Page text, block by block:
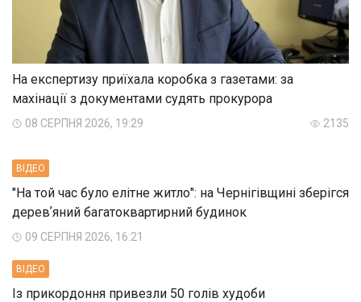
На експертизу приїхала коробка з газетами: за
махінації з документами судять прокурора
08 СЕРПНЯ 2026, 19:29 2135
ВIДЕО
"На той час було елітне житло": на Чернігівщині зберігся
деревʼяний багатоквартирний будинок
09 СЕРПНЯ 2026, 16:21
ВIДЕО
Із прикордоння привезли 50 голів худоби